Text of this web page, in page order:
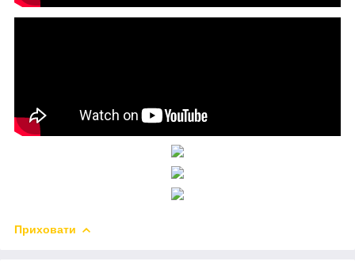
Приховати